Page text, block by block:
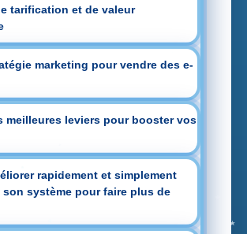
tarification et de valeur
marketing pour vendre des e-
meilleures leviers pour booster vos
rapidement et simplement
système pour faire plus de